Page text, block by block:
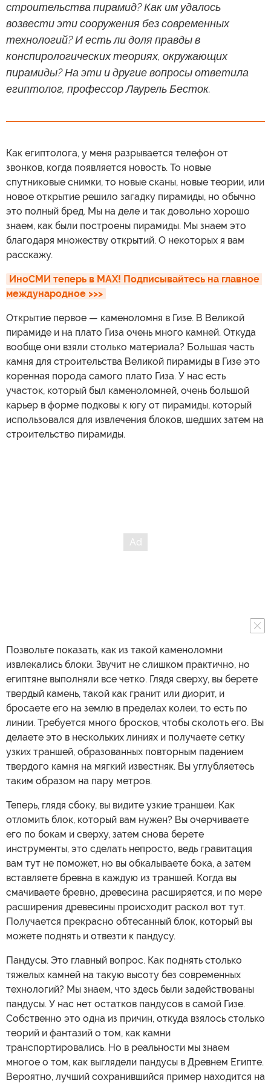
строительства пирамид? Как им удалось
возвести эти сооружения без современных
технологий? И есть ли доля правды в
конспирологических теориях, окружающих
пирамиды? На эти и другие вопросы ответила
египтолог, профессор Лаурель Бесток.
Как египтолога, у меня разрывается телефон от
звонков, когда появляется новость. То новые
спутниковые снимки, то новые сканы, новые теории, или
новое открытие решило загадку пирамиды, но обычно
это полный бред. Мы на деле и так довольно хорошо
знаем, как были построены пирамиды. Мы знаем это
благодаря множеству открытий. О некоторых я вам
расскажу.
ИноСМИ теперь в MAX! Подписывайтесь на главное
международное >>>
Открытие первое — каменоломня в Гизе. В Великой
пирамиде и на плато Гиза очень много камней. Откуда
вообще они взяли столько материала? Большая часть
камня для строительства Великой пирамиды в Гизе это
коренная порода самого плато Гиза. У нас есть
участок, который был каменоломней, очень большой
карьер в форме подковы к югу от пирамиды, который
использовался для извлечения блоков, шедших затем на
строительство пирамиды.
Позвольте показать, как из такой каменоломни
извлекались блоки. Звучит не слишком практично, но
египтяне выполняли все четко. Глядя сверху, вы берете
твердый камень, такой как гранит или диорит, и
бросаете его на землю в пределах колеи, то есть по
линии. Требуется много бросков, чтобы сколоть его. Вы
делаете это в нескольких линиях и получаете сетку
узких траншей, образованных повторным падением
твердого камня на мягкий известняк. Вы углубляетесь
таким образом на пару метров.
Теперь, глядя сбоку, вы видите узкие траншеи. Как
отломить блок, который вам нужен? Вы очерчиваете
его по бокам и сверху, затем снова берете
инструменты, это сделать непросто, ведь гравитация
вам тут не поможет, но вы обкалываете бока, а затем
вставляете бревна в каждую из траншей. Когда вы
смачиваете бревно, древесина расширяется, и по мере
расширения древесины происходит раскол вот тут.
Получается прекрасно обтесанный блок, который вы
можете поднять и отвезти к пандусу.
Пандусы. Это главный вопрос. Как поднять столько
тяжелых камней на такую высоту без современных
технологий? Мы знаем, что здесь были задействованы
пандусы. У нас нет остатков пандусов в самой Гизе.
Собственно это одна из причин, откуда взялось столько
теорий и фантазий о том, как камни
транспортировались. Но в реальности мы знаем
многое о том, как выглядели пандусы в Древнем Египте.
Вероятно, лучший сохранившийся пример находится на